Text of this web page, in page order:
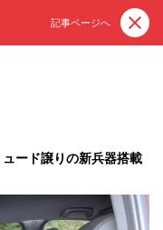
記事ページへ
ード譲りの新兵器搭載